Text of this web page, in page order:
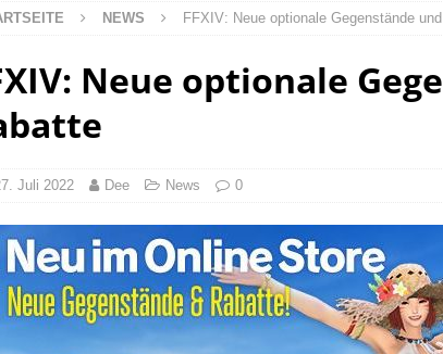
FFXIV: Das nördliche Kreszentia –
FINAL FANTASY
[ 5. August 2026 ] FFXIV: Das nördliche Kreszentia –
[ 5. August 2026 ] FFXIV: Das nördliche Kreszentia –
[ 5. August 2026 ] FFXIV: Das nördliche Kreszentia –
FINAL FANTASY
NEWS FFXIV: Neue optionale Gegenstände
Neue optionale
Juli 2022 Dee News 0